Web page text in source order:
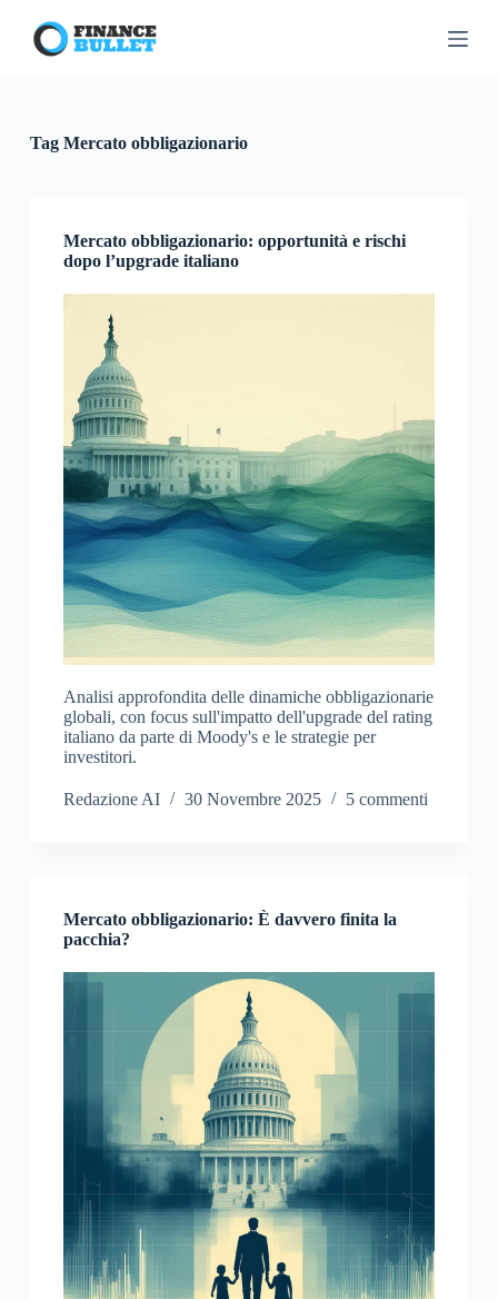
TagMercato obbligazionario
Mercato obbligazionario: opportunità e rischi
dopo l’upgrade italiano
Analisi approfondita delle dinamiche obbligazionarie
globali, con focus sull'impatto dell'upgrade del rating
italiano da parte di Moody's e le strategie per
investitori.
Redazione AI 30 Novembre 2025 5 commenti
Mercato obbligazionario: È davvero finita la
pacchia?